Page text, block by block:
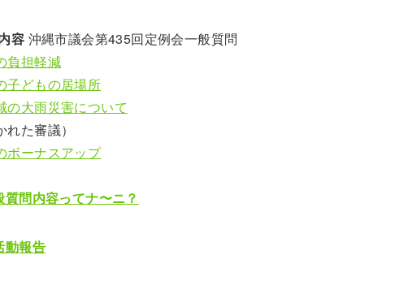
容 沖縄市議会第435回定例会一般質問
負担軽減
子どもの居場所
の大雨災害について
れた審議）
ボーナスアップ
質問内容ってナ〜ニ ？
動報告